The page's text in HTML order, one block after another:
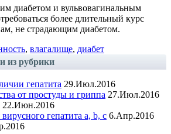
диабетом и вульвовагинальным
более длительный курс
не страдающим диабетом.
, влагалище, диабет
из рубрики
гепатита 29.Июл.2016
от простуды и гриппа 27.Июл.2016
22.Июн.2016
гепатита a, b, c 6.Апр.2016